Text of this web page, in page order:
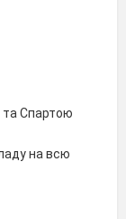
та Спартою
на всю